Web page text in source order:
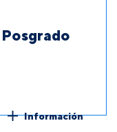
Información